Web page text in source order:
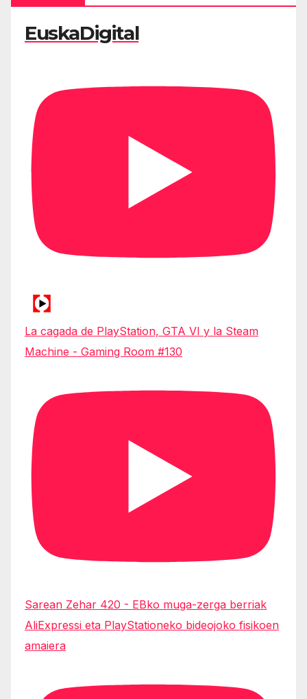
EuskaDigital
La cagada de PlayStation, GTA VI y la Steam
Machine - Gaming Room #130
Sarean Zehar 420 - EBko muga-zerga berriak
AliExpressi eta PlayStationeko bideojoko fisikoen
amaiera